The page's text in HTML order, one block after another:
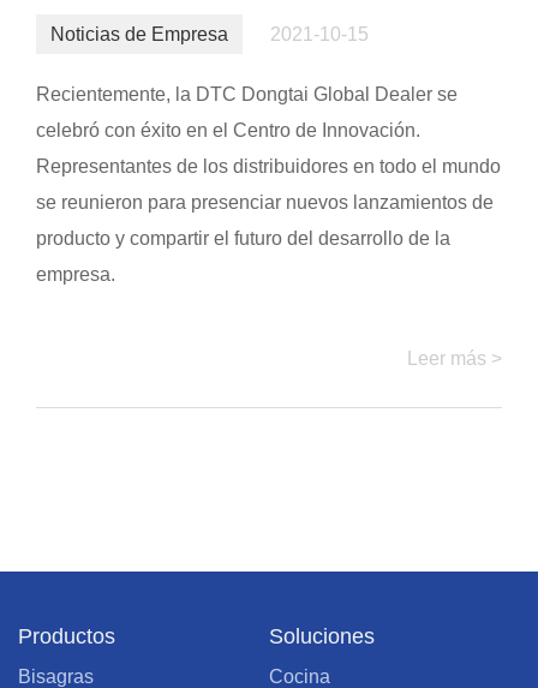
Noticias de Empresa 2021-10-15
Recientemente, la DTC Dongtai Global Dealer se
celebró con éxito en el Centro de Innovación.
Representantes de los distribuidores en todo el mundo
se reunieron para presenciar nuevos lanzamientos de
producto y compartir el futuro del desarrollo de la
empresa.
Leer más >
Productos
Bisagras
Soluciones
Cocina